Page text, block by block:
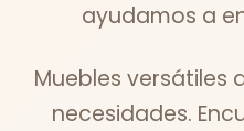
ayudamos a
Muebles versátiles
necesidades.